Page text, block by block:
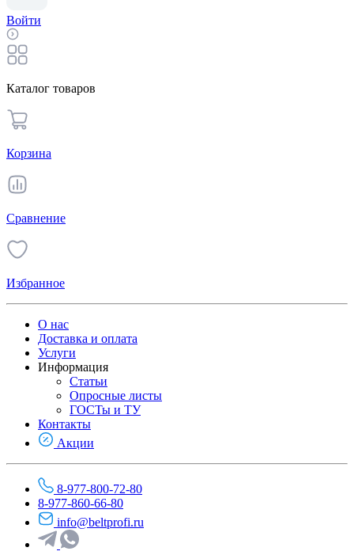
Войти
Каталог товаров
Корзина
Сравнение
Избранное
О нас
Доставка и оплата
Услуги
Информация
Статьи
Опросные листы
ГОСТы и ТУ
Контакты
Акции
8-977-800-72-80
8-977-860-66-80
info@beltprofi.ru